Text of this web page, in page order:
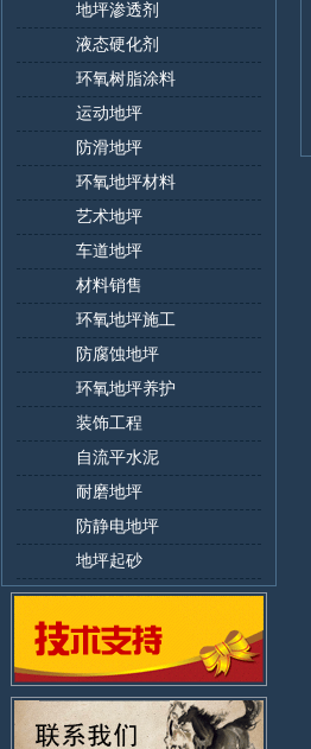
地坪渗透剂
液态硬化剂
环氧树脂涂料
运动地坪
防滑地坪
环氧地坪材料
艺术地坪
车道地坪
材料销售
环氧地坪施工
防腐蚀地坪
环氧地坪养护
装饰工程
自流平水泥
耐磨地坪
防静电地坪
地坪起砂